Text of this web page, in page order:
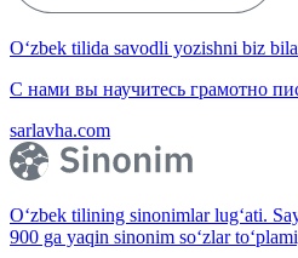
O‘zbek tilida savodli yozishni biz
С нами вы научитесь грамотно
sarlavha.com
O‘zbek tilining sinonimlar lug‘ati.
900 ga yaqin sinonim so‘zlar